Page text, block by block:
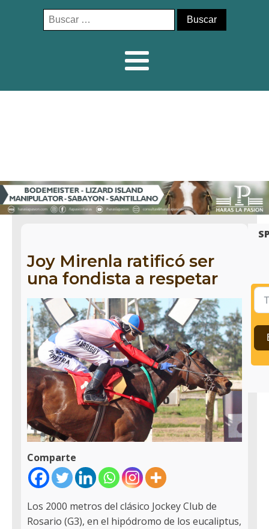
Buscar:
Joy Mirenla ratificó ser
una fondista a respetar
Comparte
Los 2000 metros del clásico Jockey Club de
Rosario (G3), en el hipódromo de los eucaliptus,